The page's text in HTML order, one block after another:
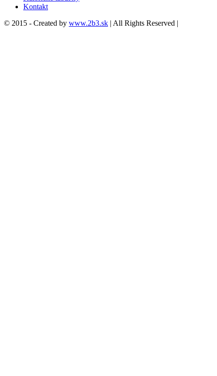
Kontakt
© 2015 - Created by www.2b3.sk | All Rights Reserved |